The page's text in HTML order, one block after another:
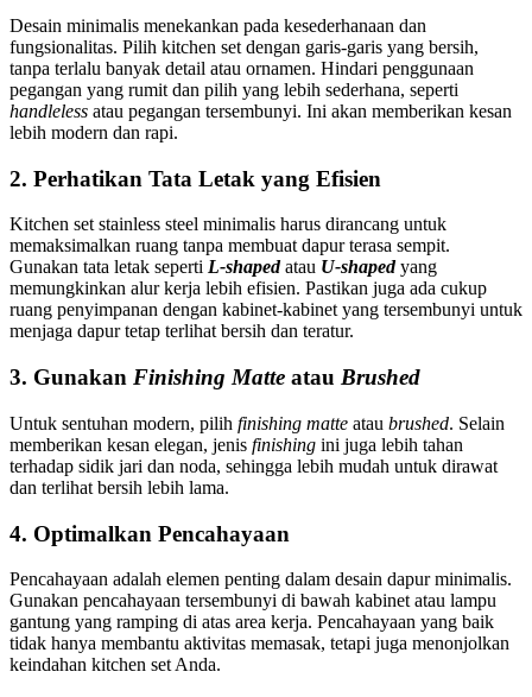
Desain minimalis menekankan pada kesederhanaan dan
fungsionalitas. Pilih kitchen set dengan garis-garis yang bersih,
tanpa terlalu banyak detail atau ornamen. Hindari penggunaan
pegangan yang rumit dan pilih yang lebih sederhana, seperti
handleless atau pegangan tersembunyi. Ini akan memberikan kesan
lebih modern dan rapi.
2. Perhatikan Tata Letak yang Efisien
Kitchen set stainless steel minimalis harus dirancang untuk
memaksimalkan ruang tanpa membuat dapur terasa sempit.
Gunakan tata letak seperti L-shapedatau U-shapedyang
memungkinkan alur kerja lebih efisien. Pastikan juga ada cukup
ruang penyimpanan dengan kabinet-kabinet yang tersembunyi untuk
menjaga dapur tetap terlihat bersih dan teratur.
3. Gunakan Finishing Matte atau Brushed
Untuk sentuhan modern, pilih finishing matte atau brushed. Selain
memberikan kesan elegan, jenis finishing ini juga lebih tahan
terhadap sidik jari dan noda, sehingga lebih mudah untuk dirawat
dan terlihat bersih lebih lama.
4. Optimalkan Pencahayaan
Pencahayaan adalah elemen penting dalam desain dapur minimalis.
Gunakan pencahayaan tersembunyi di bawah kabinet atau lampu
gantung yang ramping di atas area kerja. Pencahayaan yang baik
tidak hanya membantu aktivitas memasak, tetapi juga menonjolkan
keindahan kitchen set Anda.